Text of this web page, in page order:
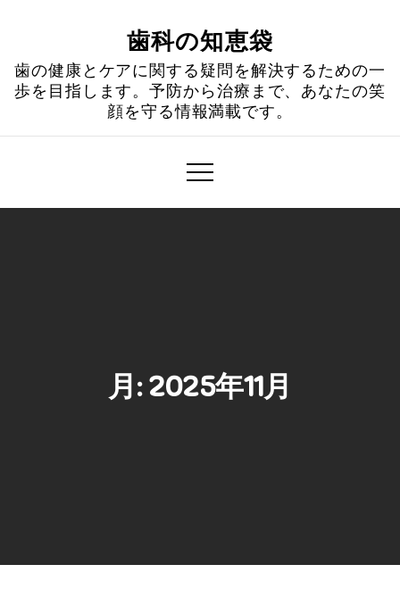
content
歯科の知恵袋
歯の健康とケアに関する疑問を解決するための一
歩を目指します。予防から治療まで、あなたの笑
顔を守る情報満載です。
月:2025年11月